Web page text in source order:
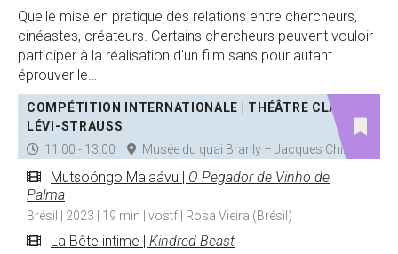
Quelle mise en pratique des relations entre chercheurs,
cinéastes, créateurs. Certains chercheurs peuvent vouloir
participer à la réalisation d'un film sans pour autant
éprouver le…
COMPÉTITION INTERNATIONALE | THÉÂTRE CLAUDE
LÉVI-STRAUSS
11:00 - 13:00
Musée du quai Branly – Jacques Chirac
Mutsoóngo Malaávu | O Pegador de Vinho de
Palma
Brésil | 2023 | 19 min | vostf | Rosa Vieira (Brésil)
La Bête intime | Kindred Beast